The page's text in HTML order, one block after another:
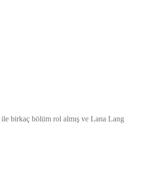
birkaç bölüm rol almış ve Lana Lang